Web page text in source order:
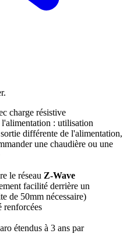
charge résistive
l'alimentation : utilisation
différente de l'alimentation,
une chaudière ou une
le réseau Z-Wave
facilité derrière un
de 50mm nécessaire)
renforcées
étendus à 3 ans par